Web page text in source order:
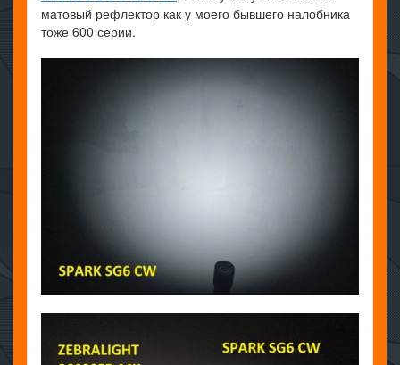
матовый рефлектор как у моего бывшего налобника
тоже 600 серии.